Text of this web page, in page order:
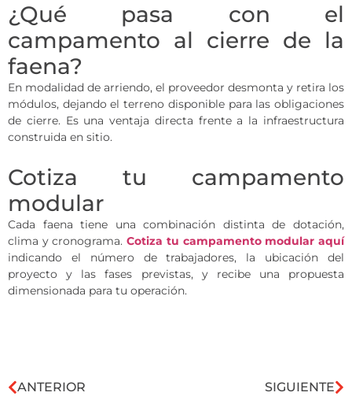
¿Qué pasa con el
campamento al cierre de la
faena?
En modalidad de arriendo, el proveedor desmonta y retira los
módulos, dejando el terreno disponible para las obligaciones
de cierre. Es una ventaja directa frente a la infraestructura
construida en sitio.
Cotiza tu campamento
modular
Cada faena tiene una combinación distinta de dotación,
clima y cronograma.Cotiza tu campamento modular aquí
indicando el número de trabajadores, la ubicación del
proyecto y las fases previstas, y recibe una propuesta
dimensionada para tu operación.
ANTERIOR SIGUIENTE